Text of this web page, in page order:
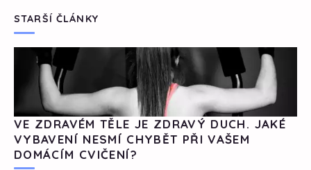
STARŠÍ ČLÁNKY
VE ZDRAVÉM TĚLE JE ZDRAVÝ DUCH. JAKÉ
VYBAVENÍ NESMÍ CHYBĚT PŘI VAŠEM
DOMÁCÍM CVIČENÍ?